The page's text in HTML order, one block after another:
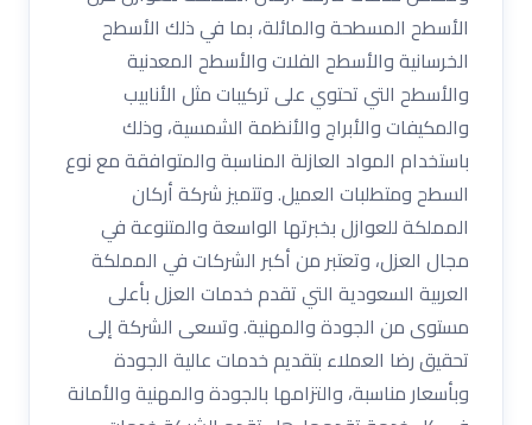
الأسطح المسطحة والمائلة، بما في ذلك الأسطح
الخرسانية والأسطح الفلات والأسطح المعدنية
والأسطح التي تحتوي على تركيبات مثل الأنابيب
والمكيفات والأبراج والأنظمة الشمسية، وذلك
باستخدام المواد العازلة المناسبة والمتوافقة مع نوع
السطح ومتطلبات العميل. وتتميز شركة أركان
المملكة للعوازل بخبرتها الواسعة والمتنوعة في
مجال العزل، وتعتبر من أكبر الشركات في المملكة
العربية السعودية التي تقدم خدمات العزل بأعلى
مستوى من الجودة والمهنية. وتسعى الشركة إلى
تحقيق رضا العملاء بتقديم خدمات عالية الجودة
وبأسعار مناسبة، والتزامها بالجودة والمهنية والأمانة